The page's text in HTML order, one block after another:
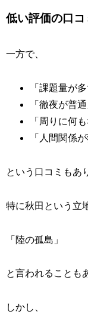
低い評価の口コ
一方で、
「課題量が
「徹夜が普通
「周りに何も
「人間関係が
という口コミもあ
特に秋田という立
「陸の孤島」
と言われることも
しかし、